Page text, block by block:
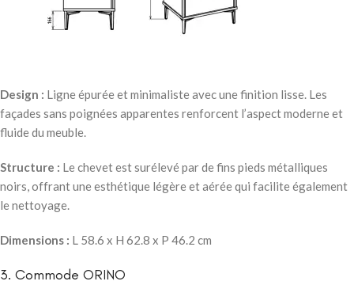
Design : Ligne épurée et minimaliste avec une finition lisse. Les
façades sans poignées apparentes renforcent l’aspect moderne et
fluide du meuble.
Structure : Le chevet est surélevé par de fins pieds métalliques
noirs, offrant une esthétique légère et aérée qui facilite également
le nettoyage.
Dimensions : L 58.6 x H 62.8 x P 46.2 cm
3. Commode ORINO